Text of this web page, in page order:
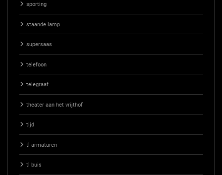
sporting
staande lamp
supersaas
telefoon
telegraaf
theater aan het vrijthof
tijd
tl armaturen
tl buis